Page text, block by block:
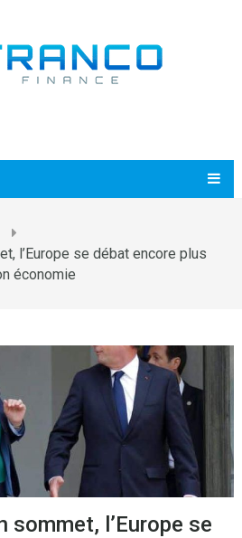
l’Europe se débat encore plus
économie
sommet, l’Europe se